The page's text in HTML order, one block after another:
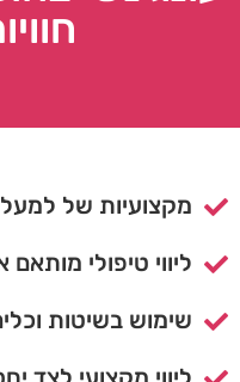
מקצועיות של למעלה מ-
ליווי טיפולי מותאם
שימוש בשיטות